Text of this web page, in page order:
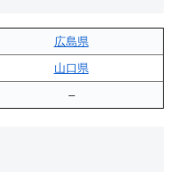
広島県
山口県
–